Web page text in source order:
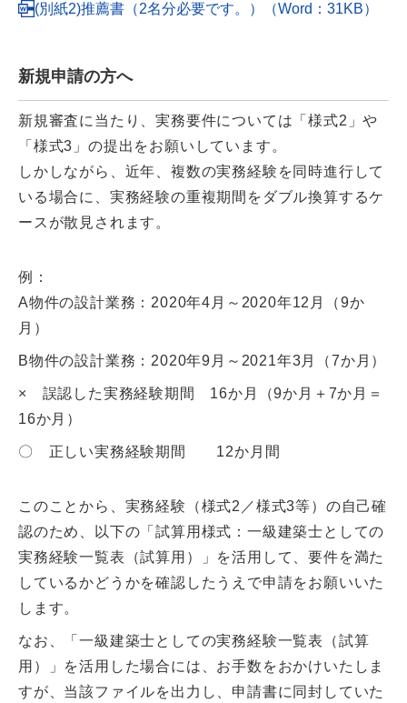
(別紙2)推薦書（2名分必要です。）（Word：31KB）
新規申請の方へ
新規審査に当たり、実務要件については「様式2」や
「様式3」の提出をお願いしています。
しかしながら、近年、複数の実務経験を同時進行して
いる場合に、実務経験の重複期間をダブル換算するケ
ースが散見されます。
例：
A物件の設計業務：2020年4月～2020年12月（9か
月）
B物件の設計業務：2020年9月～2021年3月（7か月）
× 誤認した実務経験期間 16か月（9か月＋7か月＝
16か月）
〇 正しい実務経験期間 12か月間
このことから、実務経験（様式2／様式3等）の自己確
認のため、以下の「試算用様式：一級建築士としての
実務経験一覧表（試算用）」を活用して、要件を満た
しているかどうかを確認したうえで申請をお願いいた
します。
なお、「一級建築士としての実務経験一覧表（試算
用）」を活用した場合には、お手数をおかけいたしま
すが、当該ファイルを出力し、申請書に同封していた